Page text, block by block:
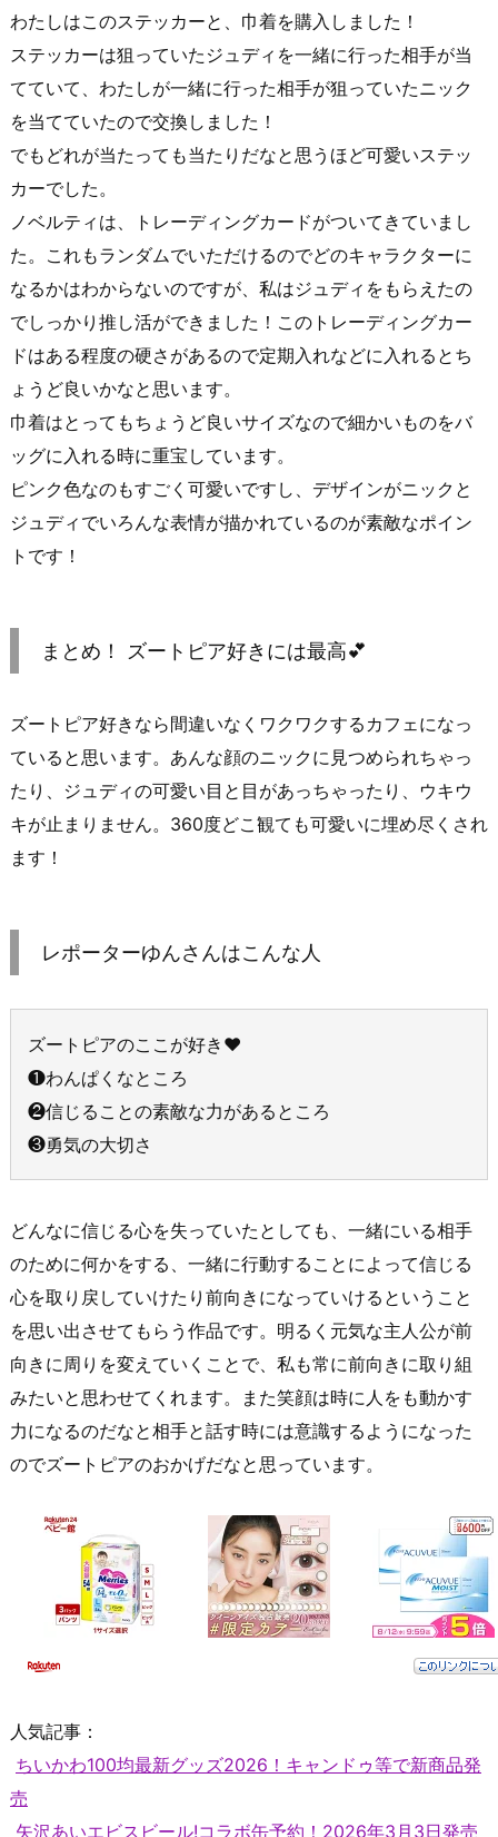
わたしはこのステッカーと、巾着を購入しました！
ステッカーは狙っていたジュディを一緒に行った相手が当
てていて、わたしが一緒に行った相手が狙っていたニック
を当てていたので交換しました！
でもどれが当たっても当たりだなと思うほど可愛いステッ
カーでした。
ノベルティは、トレーディングカードがついてきていまし
た。これもランダムでいただけるのでどのキャラクターに
なるかはわからないのですが、私はジュディをもらえたの
でしっかり推し活ができました！このトレーディングカー
ドはある程度の硬さがあるので定期入れなどに入れるとち
ょうど良いかなと思います。
巾着はとってもちょうど良いサイズなので細かいものをバ
ッグに入れる時に重宝しています。
ピンク色なのもすごく可愛いですし、デザインがニックと
ジュディでいろんな表情が描かれているのが素敵なポイン
トです！
まとめ！ ズートピア好きには最高💕
ズートピア好きなら間違いなくワクワクするカフェになっ
ていると思います。あんな顔のニックに見つめられちゃっ
たり、ジュディの可愛い目と目があっちゃったり、ウキウ
キが止まりません。360度どこ観ても可愛いに埋め尽くされ
ます！
レポーターゆんさんはこんな人
ズートピアのここが好き♥
❶わんぱくなところ
❷信じることの素敵な力があるところ
❸勇気の大切さ
どんなに信じる心を失っていたとしても、一緒にいる相手
のために何かをする、一緒に行動することによって信じる
心を取り戻していけたり前向きになっていけるということ
を思い出させてもらう作品です。明るく元気な主人公が前
向きに周りを変えていくことで、私も常に前向きに取り組
みたいと思わせてくれます。また笑顔は時に人をも動かす
力になるのだなと相手と話す時には意識するようになった
のでズートピアのおかげだなと思っています。
人気記事：
ちいかわ100均最新グッズ2026！キャンドゥ等で新商品発
売
矢沢あいエビスビール!コラボ缶予約！2026年3月3日発売